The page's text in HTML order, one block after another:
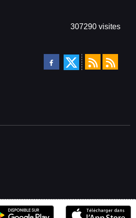
307290 visites